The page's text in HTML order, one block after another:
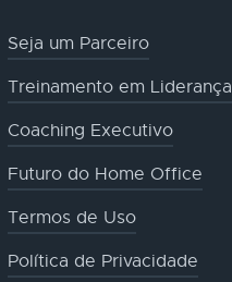
Seja um Parceiro
Treinamento em Liderança
Coaching Executivo
Futuro do Home Office
Termos de Uso
Política de Privacidade